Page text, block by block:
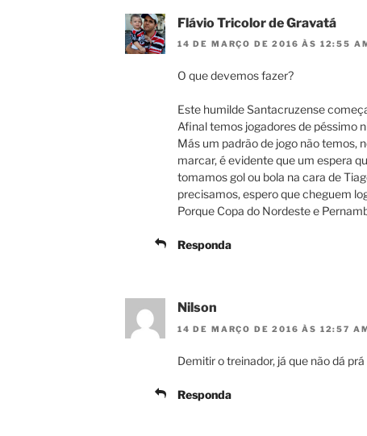
Flávio Tricolor de Gravatá
14 DE MARÇO DE 2016 ÀS 12:55
O que devemos fazer?
Este humilde Santacruzense
Afinal temos jogadores de péssimo
Más um padrão de jogo não temos,
marcar, é evidente que um espera
tomamos gol ou bola na cara de
precisamos, espero que cheguem
Porque Copa do Nordeste e
Responda
Nilson
14 DE MARÇO DE 2016 ÀS 12:57
Demitir o treinador, já que não dá
Responda